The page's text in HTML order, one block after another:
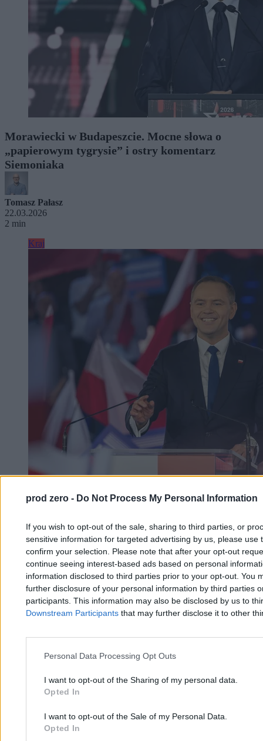
prod zero - Do Not Process My Personal Information
If you wish to opt-out of the sale, sharing to third parties, or
sensitive information for targeted advertising by us, please use
confirm your selection. Please note that after your opt-out
continue seeing interest-based ads based on personal
information disclosed to third parties prior to your opt-out. You
further disclosure of your personal information by third parties
participants. This information may also be disclosed by us to
Downstream Participants that may further disclose it to other
Personal Data Processing Opt Outs
I want to opt-out of the Sharing of my personal data.
Opted In
I want to opt-out of the Sale of my Personal Data.
Opted In
Morawiecki w Budapeszcie. Mocne słowa o
„papierowym tygrysie” i ostry komentarz
Siemoniaka
Tomasz Pałasz
22.03.2026
2 min
Kraj
Nawrocki podjął decyzję
Tomasz Pałasz
20.03.2026
Kraj